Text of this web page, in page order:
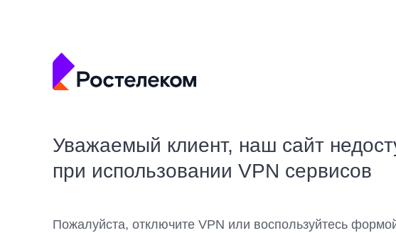
Уважаемый клиент, наш сайт
при использовании VPN сервисов
Пожалуйста, отключите VPN или воспользуйтесь